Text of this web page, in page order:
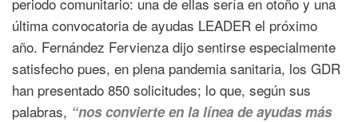
última convocatoria de ayudas LEADER el próximo
año. Fernández Fervienza dijo sentirse especialmente
satisfecho pues, en plena pandemia sanitaria, los GDR
han presentado 850 solicitudes; lo que, según sus
palabras, “nos convierte en la línea de ayudas más